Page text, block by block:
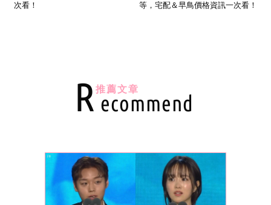
次看！
等，宅配＆早鳥價格資訊一次看！
R ecommend
推薦文章